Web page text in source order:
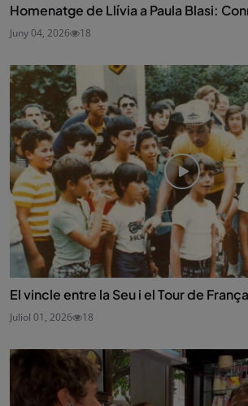
Homenatge de Llívia a Paula Blasi:
Juny 04, 2026 18
El vincle entre la Seu i el Tour de
Juliol 01, 2026 18